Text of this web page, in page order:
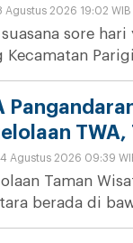
Agustus 2026 19:02 WIB
sore
Kecamatan
Agustus 2026 09:39
Taman
berada di